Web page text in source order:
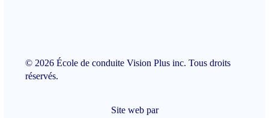
© 2026 École de conduite Vision Plus inc. Tous droits
réservés.
Site web par